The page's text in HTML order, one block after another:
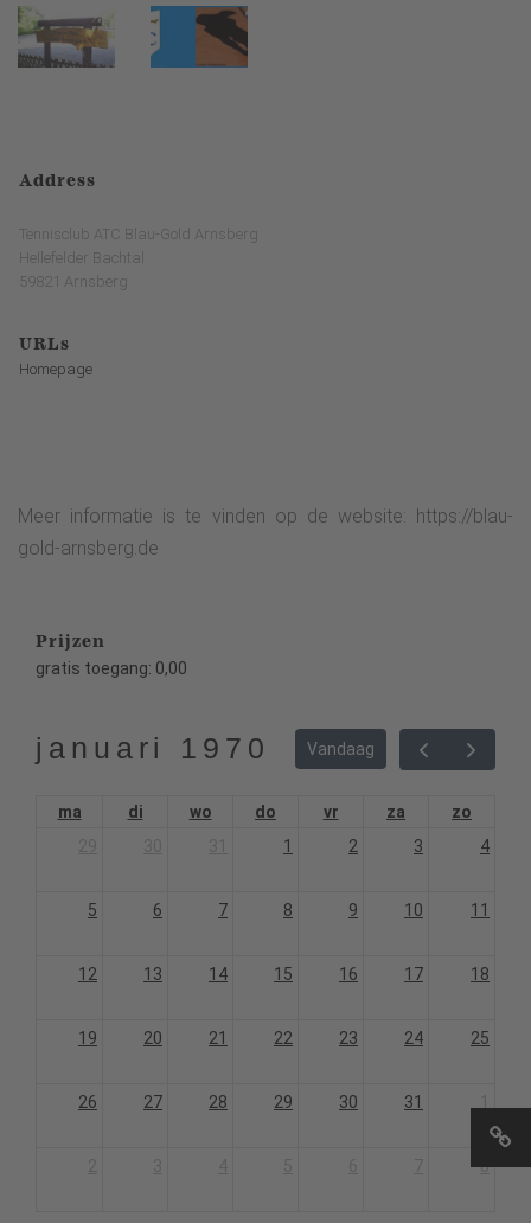
Address
Tennisclub ATC Blau-Gold Arnsberg
Hellefelder Bachtal
59821 Arnsberg
URLs
Homepage
Meer informatie is te vinden op de website: https://blau-
gold-arnsberg.de
Prijzen
gratis toegang: 0,00
januari 1970 Vandaag
ma di wo do vr za
zo
1 2 3 4
5 6 7 8 9 10 11
12 13 14 15 16 17 18
19 20 21 22 23 24 25
26 27 28 29 30 31
8